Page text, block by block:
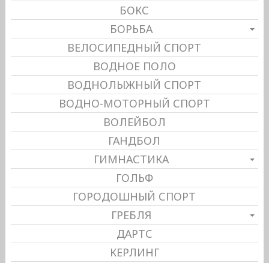
БОКС
БОРЬБА
ВЕЛОСИПЕДНЫЙ СПОРТ
ВОДНОЕ ПОЛО
ВОДНОЛЫЖНЫЙ СПОРТ
ВОДНО-МОТОРНЫЙ СПОРТ
ВОЛЕЙБОЛ
ГАНДБОЛ
ГИМНАСТИКА
ГОЛЬФ
ГОРОДОШНЫЙ СПОРТ
ГРЕБЛЯ
ДАРТС
КЕРЛИНГ